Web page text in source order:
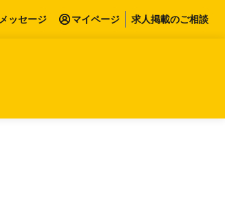
メッセージ マイページ 求人掲載のご相談